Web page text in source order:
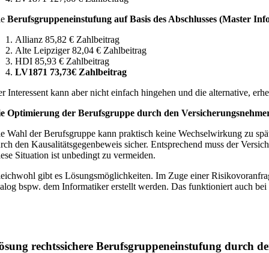
Berufsgruppeneinstufung auf Basis des Abschlusses (Master
Allianz 85,82 € Zahlbeitrag
Alte Leipziger 82,04 € Zahlbeitrag
HDI 85,93 € Zahlbeitrag
LV1871 73,73€ Zahlbeitrag
Interessent kann aber nicht einfach hingehen und die alternative,
Optimierung der Berufsgruppe durch den
Wahl der Berufsgruppe kann praktisch keine Wechselwirkung zu
den Kausalitätsgegenbeweis sicher. Entsprechend muss der
Situation ist unbedingt zu vermeiden.
gibt es Lösungsmöglichkeiten. Im Zuge einer
bspw. dem Informatiker erstellt werden. Das funktioniert auch
rechtssichere Berufsgruppeneinstufung durch